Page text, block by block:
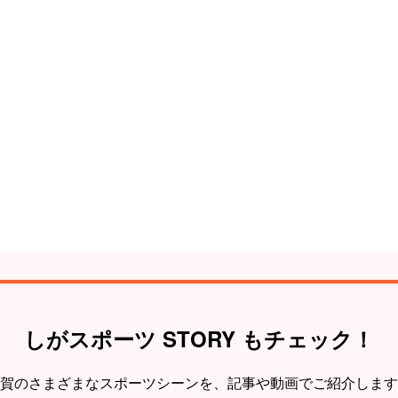
しがスポーツ STORY もチェック！
のさまざまなスポーツシーンを、 記事や動画でご紹介しま